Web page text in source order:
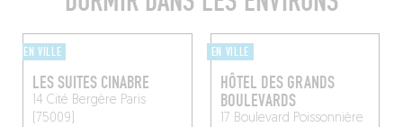
EN VILLE
LES SUITES CINABRE
14 Cité Bergère Paris
(75009)
EN VILLE
HÔTEL DES GRANDS
BOULEVARDS
17 Boulevard Poissonnière